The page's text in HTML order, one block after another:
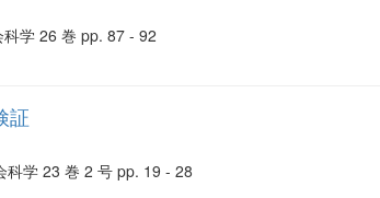
学 26 巻 pp. 87 - 92
証
科学 23 巻 2 号 pp. 19 - 28